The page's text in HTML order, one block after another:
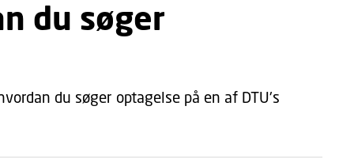
du søger
du søger optagelse på en af DTU's